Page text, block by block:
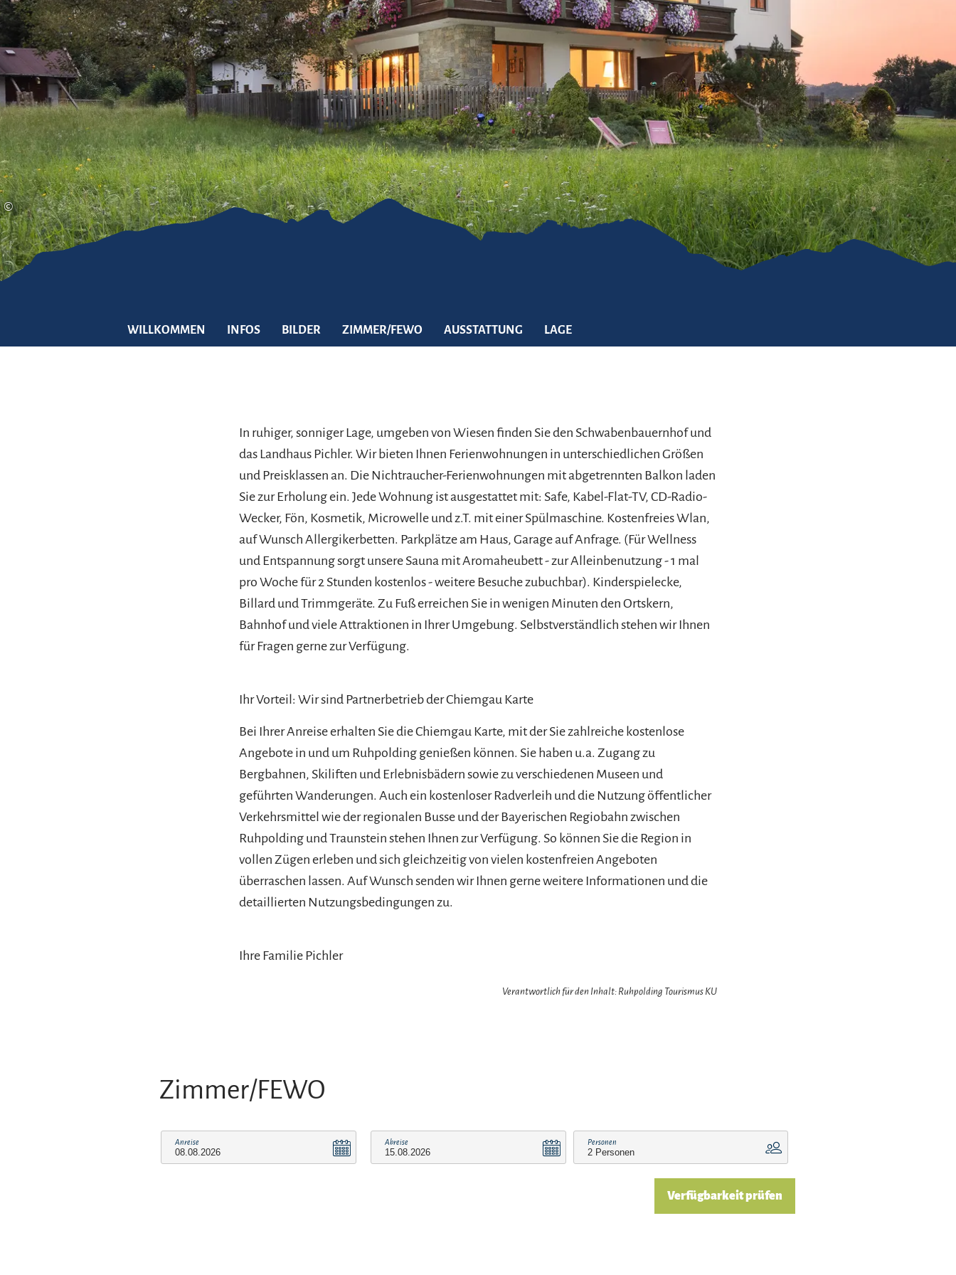
Gleitschirmfliegen &
Luftsport
Interaktive Vollbildkarte
Barrierefreiheit im
Chiemgau
Chiemgau G'schichten
©
WILLKOMMEN INFOS BILDER ZIMMER/FEWO AUSSTATTUNG LAGE
In ruhiger, sonniger Lage, umgeben von Wiesen finden Sie den Schwabenbauernhof und
das Landhaus Pichler. Wir bieten Ihnen Ferienwohnungen in unterschiedlichen Größen
und Preisklassen an. Die Nichtraucher-Ferienwohnungen mit abgetrennten Balkon laden
Sie zur Erholung ein. Jede Wohnung ist ausgestattet mit: Safe, Kabel-Flat-TV, CD-Radio-
Wecker, Fön, Kosmetik, Microwelle und z.T. mit einer Spülmaschine. Kostenfreies Wlan,
auf Wunsch Allergikerbetten. Parkplätze am Haus, Garage auf Anfrage. (Für Wellness
und Entspannung sorgt unsere Sauna mit Aromaheubett - zur Alleinbenutzung - 1 mal
pro Woche für 2 Stunden kostenlos - weitere Besuche zubuchbar). Kinderspielecke,
Billard und Trimmgeräte. Zu Fuß erreichen Sie in wenigen Minuten den Ortskern,
Bahnhof und viele Attraktionen in Ihrer Umgebung. Selbstverständlich stehen wir Ihnen
für Fragen gerne zur Verfügung.
Ihr Vorteil: Wir sind Partnerbetrieb der Chiemgau Karte
Bei Ihrer Anreise erhalten Sie die Chiemgau Karte, mit der Sie zahlreiche kostenlose
Angebote in und um Ruhpolding genießen können. Sie haben u.a. Zugang zu
Bergbahnen, Skiliften und Erlebnisbädern sowie zu verschiedenen Museen und
geführten Wanderungen. Auch ein kostenloser Radverleih und die Nutzung öffentlicher
Verkehrsmittel wie der regionalen Busse und der Bayerischen Regiobahn zwischen
Ruhpolding und Traunstein stehen Ihnen zur Verfügung. So können Sie die Region in
vollen Zügen erleben und sich gleichzeitig von vielen kostenfreien Angeboten
überraschen lassen. Auf Wunsch senden wir Ihnen gerne weitere Informationen und die
detaillierten Nutzungsbedingungen zu.
Ihre Familie Pichler
Verantwortlich für den Inhalt: Ruhpolding Tourismus KU
Zimmer/FEWO
Anreise Abreise Personen
Verfügbarkeit prüfen